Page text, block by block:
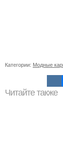
Категории: Модные
Читайте также